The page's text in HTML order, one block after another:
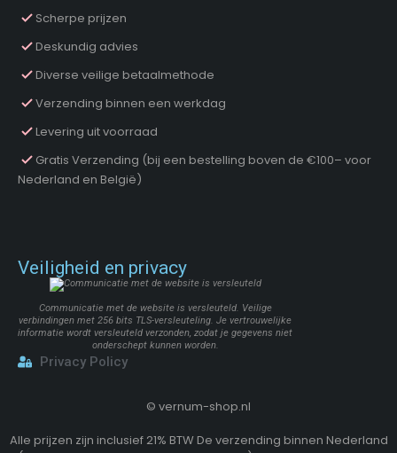
Scherpe prijzen
Deskundig advies
Diverse veilige betaalmethode
Verzending binnen een werkdag
Levering uit voorraad
Gratis Verzending (bij een bestelling boven de €100– voor
Nederland en België)
Veiligheid en privacy
Communicatie met de website is versleuteld. Veilige
verbindingen met 256 bits TLS-versleuteling. Je vertrouwelijke
informatie wordt versleuteld verzonden, zodat je gegevens niet
onderschept kunnen worden.
Privacy Policy
© vernum-shop.nl
Alle prijzen zijn inclusief 21% BTW De verzending binnen Nederland